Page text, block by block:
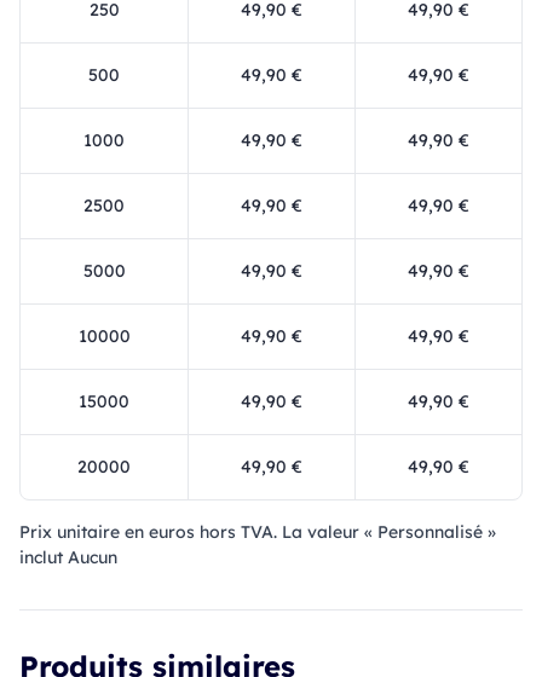
250 49,90 € 49,90 €
500 49,90 € 49,90 €
1000 49,90 € 49,90 €
2500 49,90 € 49,90 €
5000 49,90 € 49,90 €
10000 49,90 € 49,90 €
15000 49,90 € 49,90 €
20000 49,90 € 49,90 €
Prix ​​unitaire en euros hors TVA. La valeur « Personnalisé »
inclut Aucun
Produits similaires